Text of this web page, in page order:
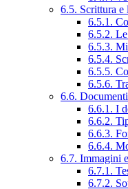
6.5. Scrittura e
6.5.1.
6.5.2.
6.5.3.
6.5.4.
6.5.5.
6.5.6.
6.6. Documenti
6.6.1. I
6.6.2.
6.6.3.
6.6.4.
6.7. Immagini
6.7.1.
6.7.2.